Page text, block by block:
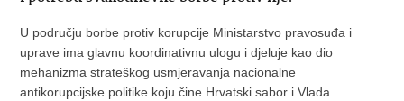
U području borbe protiv korupcije Ministarstvo pravosuđa i
uprave ima glavnu koordinativnu ulogu i djeluje kao dio
mehanizma strateškog usmjeravanja nacionalne
antikorupcijske politike koju čine Hrvatski sabor i Vlada